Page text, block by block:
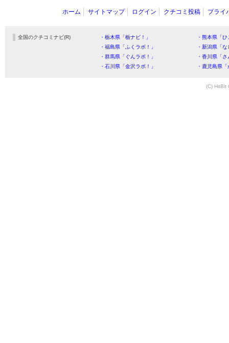
ホーム サイトマップ ログイン クチコミ投稿 プライ
全国のクチコミナビ(R) ・栃木県「栃ナビ！」
・熊本県「
・福島県「ふくラボ！」
・新潟県「
・群馬県「ぐんラボ！」
・香川県「
・石川県「金沢ラボ！」
・鹿児島県
(C) HitBit